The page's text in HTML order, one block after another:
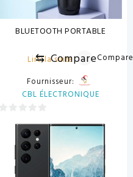
BLUETOOTH PORTABLE
Lire la suite
⇆ Compare
Fournisseur:
CBL ÉLECTRONIQUE